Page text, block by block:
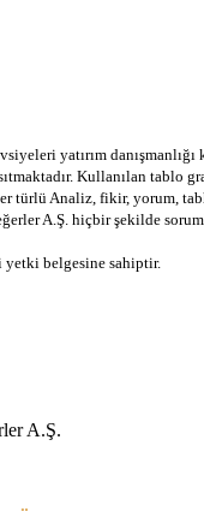
yatırım
Kullanılan tablo
türlü Analiz, fikir, yorum,
A.Ş. hiçbir şekilde
yetki belgesine sahiptir.
A.Ş.